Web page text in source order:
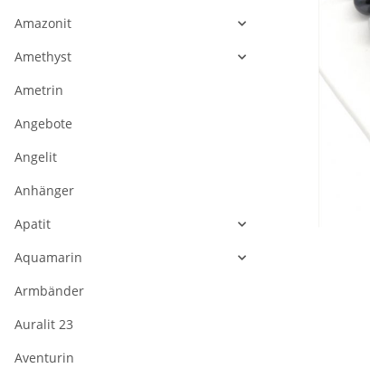
Amazonit
Amethyst
Ametrin
Angebote
Angelit
Anhänger
Apatit
Aquamarin
Armbänder
Auralit 23
Aventurin